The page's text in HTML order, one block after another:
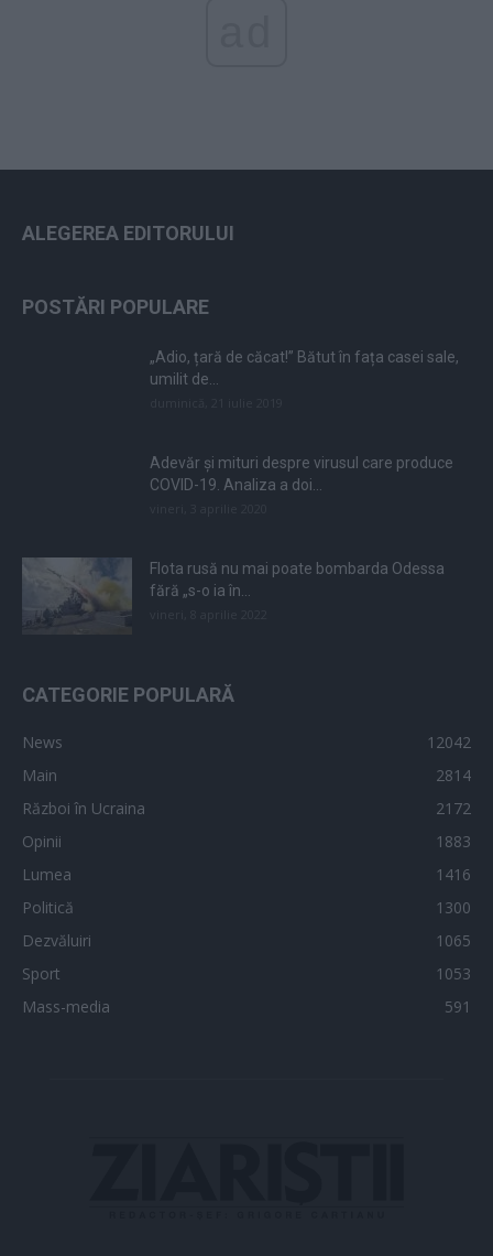
ALEGEREA EDITORULUI
POSTĂRI POPULARE
„Adio, țară de căcat!” Bătut în fața casei sale,
umilit de...
Adevăr și mituri despre virusul care produce
COVID-19. Analiza a doi...
Flota rusă nu mai poate bombarda Odessa
fără „s-o ia în...
CATEGORIE POPULARĂ
News
12042
Main
2814
Război în Ucraina
2172
Opinii
1883
Lumea
1416
Politică
1300
Dezvăluiri
1065
Sport
1053
Mass-media
591